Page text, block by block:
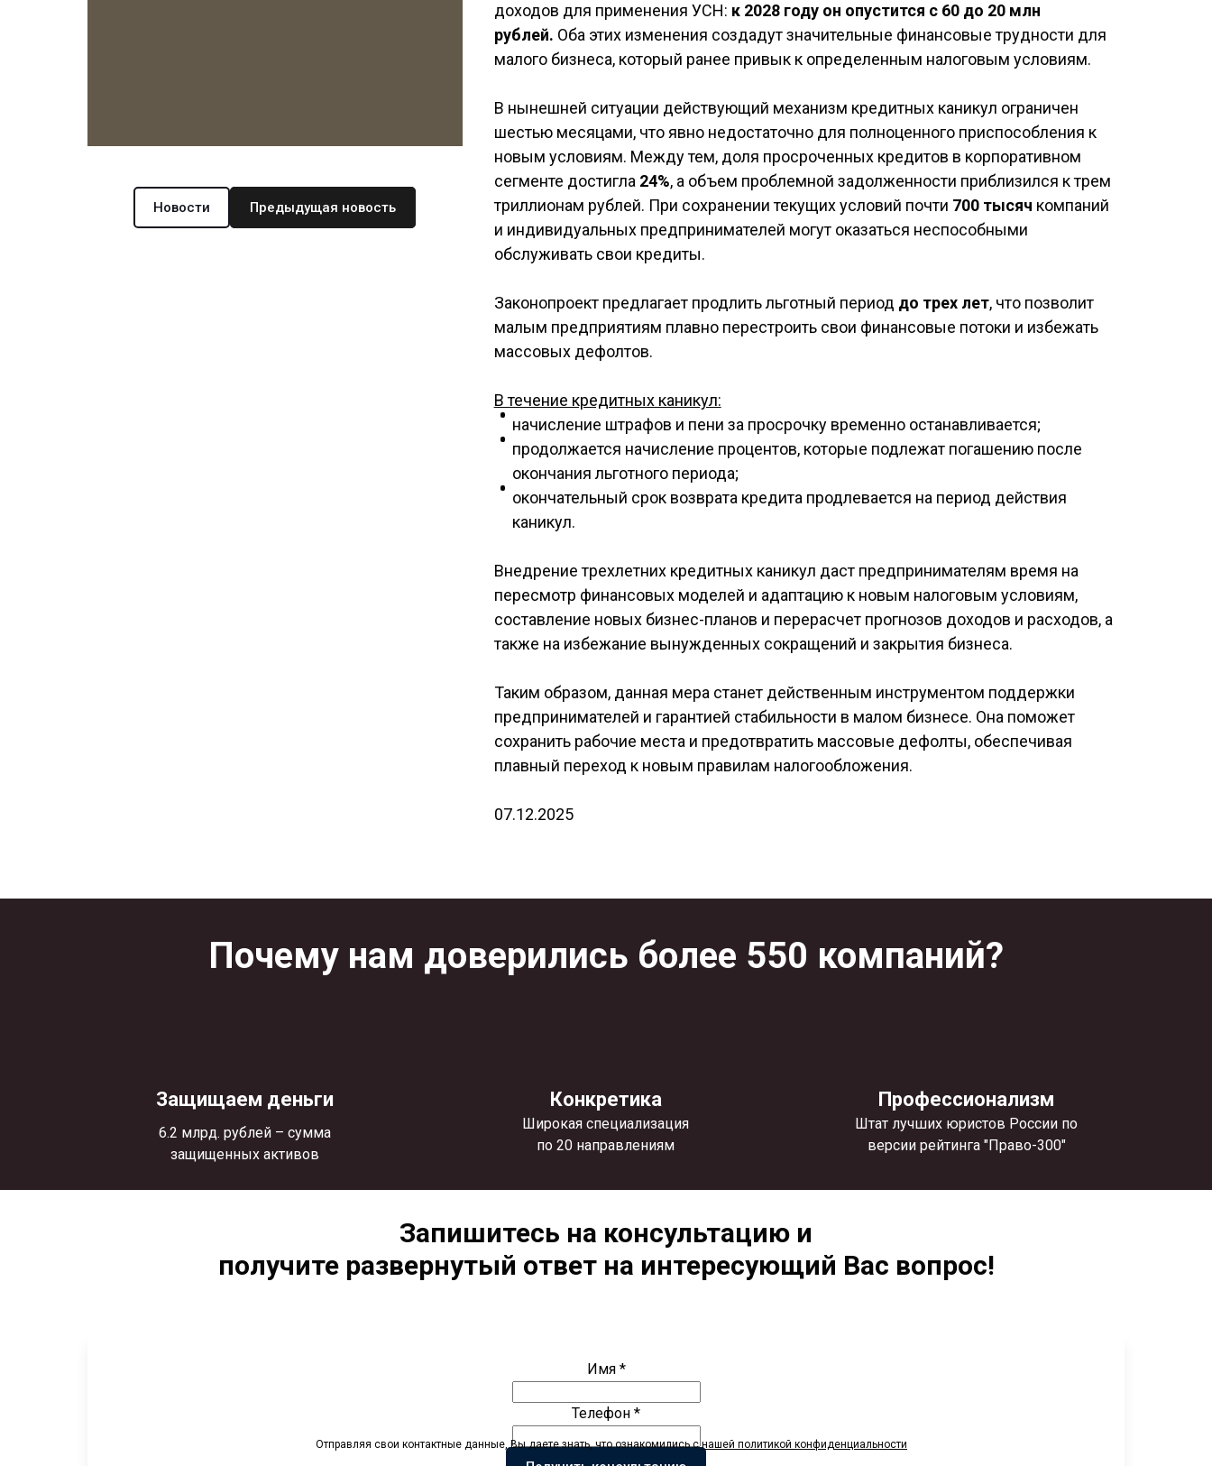
Новости Предыдущая новость
доходов для применения УСН: к 2028 году он опустится с 60 до 20 млн
рублей. Оба этих изменения создадут значительные финансовые трудности для
малого бизнеса, который ранее привык к определенным налоговым условиям.
В нынешней ситуации действующий механизм кредитных каникул ограничен
шестью месяцами, что явно недостаточно для полноценного приспособления к
новым условиям. Между тем, доля просроченных кредитов в корпоративном
сегменте достигла 24%, а объем проблемной задолженности приблизился к трем
триллионам рублей. При сохранении текущих условий почти 700 тысяч компаний
и индивидуальных предпринимателей могут оказаться неспособными
обслуживать свои кредиты.
Законопроект предлагает продлить льготный период до трех лет, что позволит
малым предприятиям плавно перестроить свои финансовые потоки и избежать
массовых дефолтов.
В течение кредитных каникул:
начисление штрафов и пени за просрочку временно останавливается;
продолжается начисление процентов, которые подлежат погашению после
окончания льготного периода;
окончательный срок возврата кредита продлевается на период действия
каникул.
Внедрение трехлетних кредитных каникул даст предпринимателям время на
пересмотр финансовых моделей и адаптацию к новым налоговым условиям,
составление новых бизнес-планов и перерасчет прогнозов доходов и расходов, а
также на избежание вынужденных сокращений и закрытия бизнеса.
Таким образом, данная мера станет действенным инструментом поддержки
предпринимателей и гарантией стабильности в малом бизнесе. Она поможет
сохранить рабочие места и предотвратить массовые дефолты, обеспечивая
плавный переход к новым правилам налогообложения.
07.12.2025
Почему нам доверились более 550 компаний?
Защищаем деньги
6.2 млрд. рублей – сумма
защищенных активов
Конкретика
Широкая специализация
по 20 направлениям
Профессионализм
Штат лучших юристов России по
версии рейтинга "Право-300"
Запишитесь на консультацию и
получите развернутый ответ на интересующий Вас вопрос!
Отправляя свои контактные данные, Вы даете знать, что ознакомились снашей политикой конфиденциальности
Имя *
Телефон *